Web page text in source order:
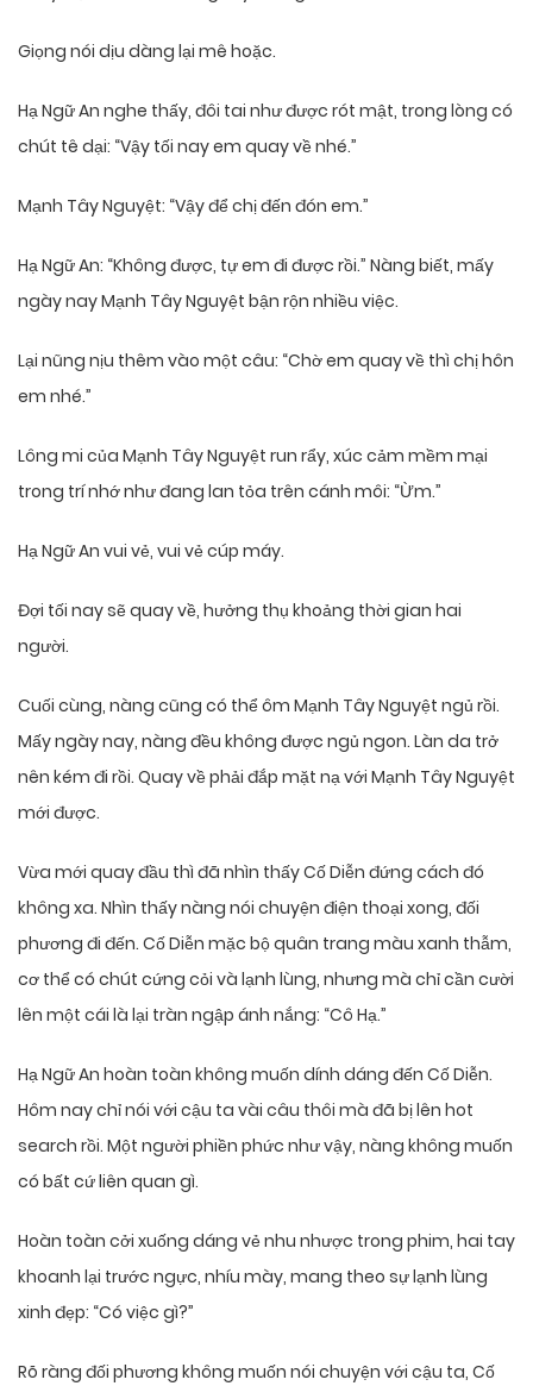
Giọng nói dịu dàng lại mê hoặc.
Hạ Ngữ An nghe thấy, đôi tai như được rót mật, trong lòng có
chút tê dại: “Vậy tối nay em quay về nhé.”
Mạnh Tây Nguyệt: “Vậy để chị đến đón em.”
Hạ Ngữ An: “Không được, tự em đi được rồi.” Nàng biết, mấy
ngày nay Mạnh Tây Nguyệt bận rộn nhiều việc.
Lại nũng nịu thêm vào một câu: “Chờ em quay về thì chị hôn
em nhé.”
Lông mi của Mạnh Tây Nguyệt run rẩy, xúc cảm mềm mại
trong trí nhớ như đang lan tỏa trên cánh môi: “Ừm.”
Hạ Ngữ An vui vẻ, vui vẻ cúp máy.
Đợi tối nay sẽ quay về, hưởng thụ khoảng thời gian hai
người.
Cuối cùng, nàng cũng có thể ôm Mạnh Tây Nguyệt ngủ rồi.
Mấy ngày nay, nàng đều không được ngủ ngon. Làn da trở
nên kém đi rồi. Quay về phải đắp mặt nạ với Mạnh Tây Nguyệt
mới được.
Vừa mới quay đầu thì đã nhìn thấy Cố Diễn đứng cách đó
không xa. Nhìn thấy nàng nói chuyện điện thoại xong, đối
phương đi đến. Cố Diễn mặc bộ quân trang màu xanh thẫm,
cơ thể có chút cứng cỏi và lạnh lùng, nhưng mà chỉ cần cười
lên một cái là lại tràn ngập ánh nắng: “Cô Hạ.”
Hạ Ngữ An hoàn toàn không muốn dính dáng đến Cố Diễn.
Hôm nay chỉ nói với cậu ta vài câu thôi mà đã bị lên hot
search rồi. Một người phiền phức như vậy, nàng không muốn
có bất cứ liên quan gì.
Hoàn toàn cởi xuống dáng vẻ nhu nhược trong phim, hai tay
khoanh lại trước ngực, nhíu mày, mang theo sự lạnh lùng
xinh đẹp: “Có việc gì?”
Rõ ràng đối phương không muốn nói chuyện với cậu ta, Cố